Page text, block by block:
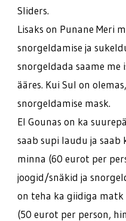
Sliders.
Lisaks on Punane Meri
snorgeldamise ja
snorgeldada saame
ääres. Kui Sul on
snorgeldamise mask.
El Gounas on ka
saab supi laudu ja
minna (60 eurot per
joogid/snäkid ja
on teha ka giidiga matk
(50 eurot per person,